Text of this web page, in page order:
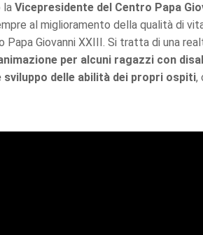
la Vicepresidente del Centro Papa
al miglioramento della qualità di
Giovanni XXIII. Si tratta di una
per alcuni ragazzi con
delle abilità dei propri ospiti,